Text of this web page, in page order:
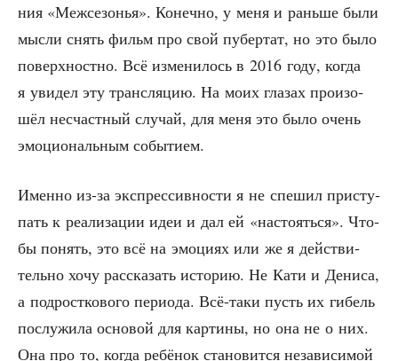
ния «Меж­се­зо­нья». Конеч­но, у меня и рань­ше были
мыс­ли снять фильм про свой пубер­тат, но это было
поверх­ност­но. Всё изме­ни­лось в 2016 году, когда
я уви­дел эту транс­ля­цию. На моих гла­зах про­изо­
шёл несчаст­ный слу­чай, для меня это было очень
эмо­ци­о­наль­ным событием.
Имен­но из-за экс­прес­сив­но­сти я не спе­шил при­сту­
пать к реа­ли­за­ции идеи и дал ей «насто­ять­ся». Что­
бы понять, это всё на эмо­ци­ях или же я дей­стви­
тель­но хочу рас­ска­зать исто­рию. Не Кати и Дени­са,
а под­рост­ко­во­го пери­о­да. Всё-таки пусть их гибель
послу­жи­ла осно­вой для кар­ти­ны, но она не о них.
Она про то, когда ребё­нок ста­но­вит­ся неза­ви­си­мой